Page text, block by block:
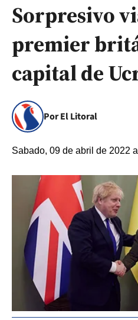
Sorpresivo
premier
capital de
Por El Litoral
Sabado, 09 de abril de 2022